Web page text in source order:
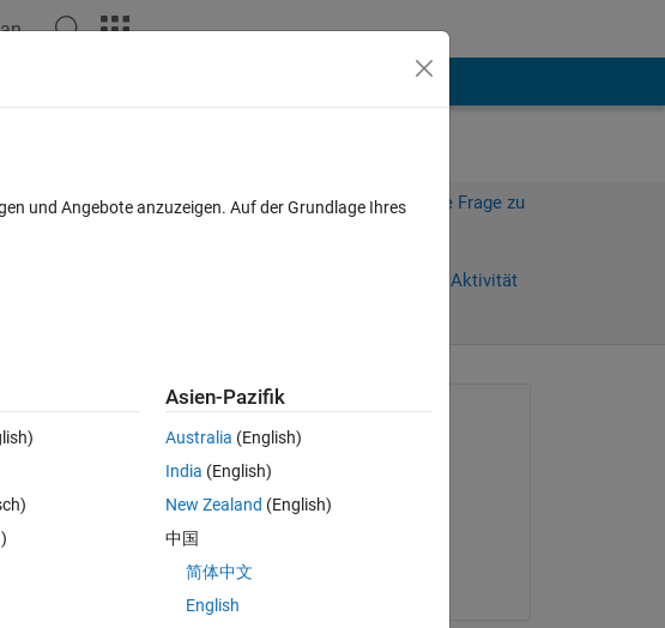
Melden Sie sich an, um diese Frage zu
Anmelden, um Aktivität
0 Stimmen
throughput?
Arwa Salem
am 16 Jun. 2023
am 4 Sep. 2023
und Angebote anzuzeigen. Auf der Grundlage Ihres
Asien-Pazifik
Australia (English)
India (English)
New Zealand (English)
中国
简体中文
English